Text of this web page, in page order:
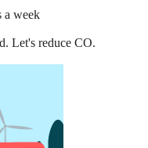
a week
Let's reduce CO.